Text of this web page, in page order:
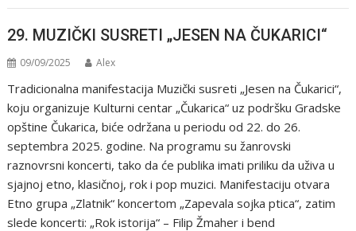
29. MUZIČKI SUSRETI „JESEN NA ČUKARICI“
09/09/2025 Alex
Tradicionalna manifestacija Muzički susreti „Jesen na Čukarici“,
koju organizuje Kulturni centar „Čukarica“ uz podršku Gradske
opštine Čukarica, biće održana u periodu od 22. do 26.
septembra 2025. godine. Na programu su žanrovski
raznovrsni koncerti, tako da će publika imati priliku da uživa u
sjajnoj etno, klasičnoj, rok i pop muzici. Manifestaciju otvara
Etno grupa „Zlatnik“ koncertom „Zapevala sojka ptica“, zatim
slede koncerti: „Rok istorija“ – Filip Žmaher i bend